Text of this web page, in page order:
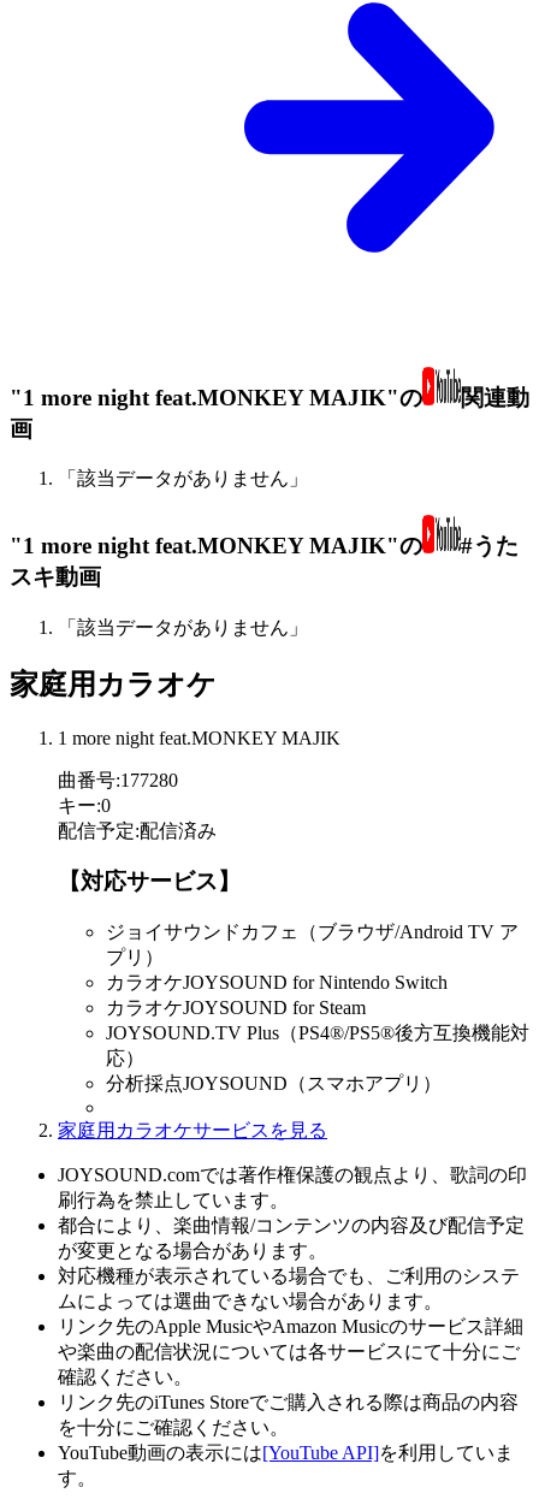
"1 more night feat.MONKEY MAJIK"の
関連動
画
「該当データがありません」
"1 more night feat.MONKEY MAJIK"の
#うた
スキ動画
「該当データがありません」
家庭用カラオケ
1 more night feat.MONKEY MAJIK
曲番号:177280
キー:0
配信予定:配信済み
【対応サービス】
ジョイサウンドカフェ（ブラウザ/Android TV ア
プリ）
カラオケJOYSOUND for Nintendo Switch
カラオケJOYSOUND for Steam
JOYSOUND.TV Plus（PS4®/PS5®後方互換機能対
応）
分析採点JOYSOUND（スマホアプリ）
家庭用カラオケサービスを見る
JOYSOUND.comでは著作権保護の観点より、歌詞の印
刷行為を禁止しています。
都合により、楽曲情報/コンテンツの内容及び配信予定
が変更となる場合があります。
対応機種が表示されている場合でも、ご利用のシステ
ムによっては選曲できない場合があります。
リンク先のApple MusicやAmazon Musicのサービス詳細
や楽曲の配信状況については各サービスにて十分にご
確認ください。
リンク先のiTunes Storeでご購入される際は商品の内容
を十分にご確認ください。
YouTube動画の表示には[YouTube API]を利用していま
す。